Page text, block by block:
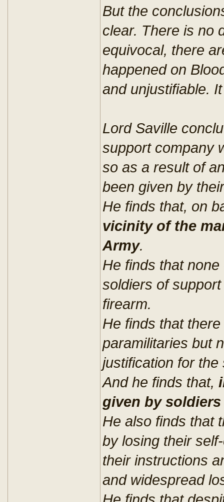
But the
clear. There is no
equivocal, there
happened on
and unjustifiable.
Lord Saville
support company
so as a result of
been given by
He finds that, on
vicinity of the
Army.
He finds that
soldiers of
firearm.
He finds that
paramilitaries but
justification for
And he finds that,
given by
He also finds that
by losing their
their instructions
and widespread